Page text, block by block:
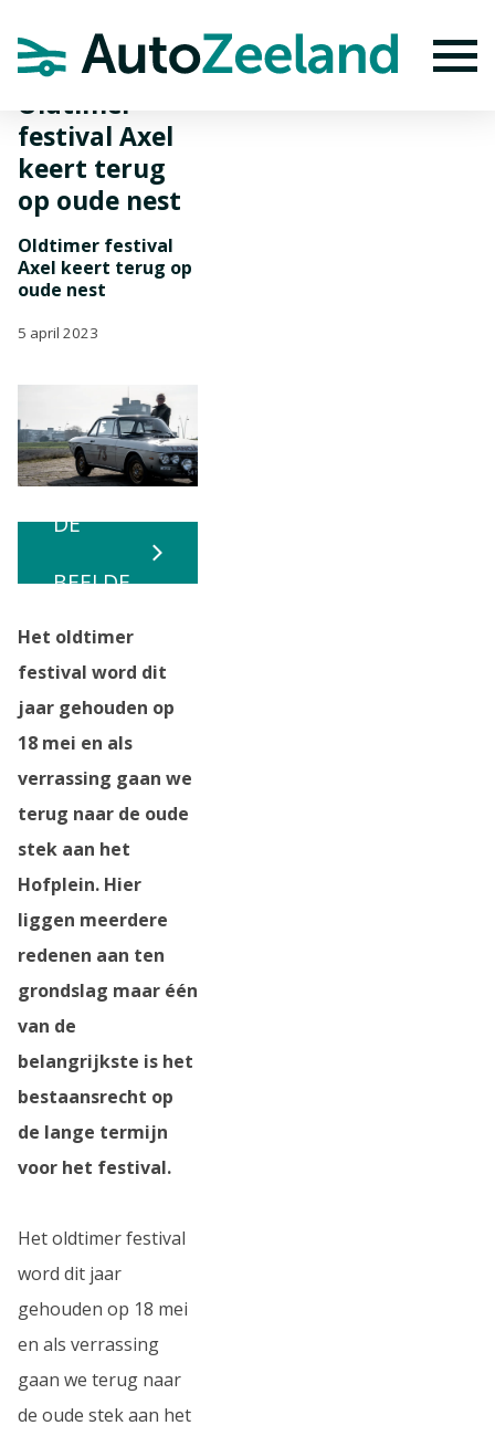
Oldtimer
festival Axel
keert terug
op oude nest
Oldtimer festival
Axel keert terug op
oude nest
5 april 2023
BEKIJK
DE
BEELDE
N
Het oldtimer
festival word dit
jaar gehouden op
18 mei en als
verrassing gaan we
terug naar de oude
stek aan het
Hofplein. Hier
liggen meerdere
redenen aan ten
grondslag maar één
van de
belangrijkste is het
bestaansrecht op
de lange termijn
voor het festival.
Het oldtimer festival
word dit jaar
gehouden op 18 mei
en als verrassing
gaan we terug naar
de oude stek aan het